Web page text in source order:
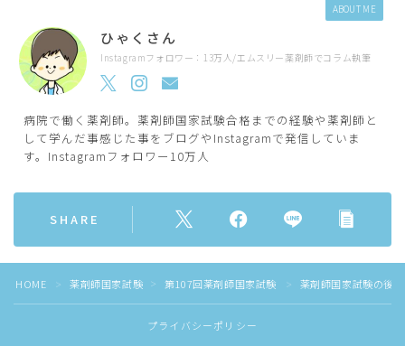
ABOUT ME
ひゃくさん
Instagramフォロワー：13万人/エムスリー薬剤師でコラム執筆
病院で働く薬剤師。薬剤師国家試験合格までの経験や薬剤師と
して学んだ事感じた事をブログやInstagramで発信していま
す。Instagramフォロワー10万人
SHARE
HOME ＞ 薬剤師国家試験 ＞ 第107回薬剤師国家試験 ＞ 薬剤師国家試験の後
プライバシーポリシー